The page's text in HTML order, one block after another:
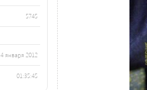
5745
4 января 2012
01:35:45